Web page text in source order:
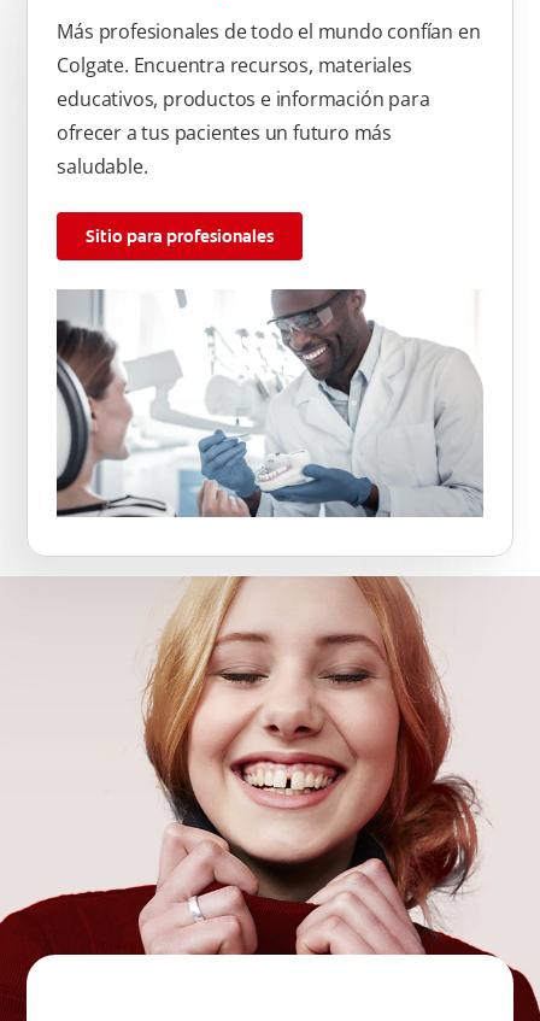
Más profesionales de todo el mundo confían en
Colgate. Encuentra recursos, materiales
educativos, productos e información para
ofrecer a tus pacientes un futuro más
saludable.
Sitio para profesionales